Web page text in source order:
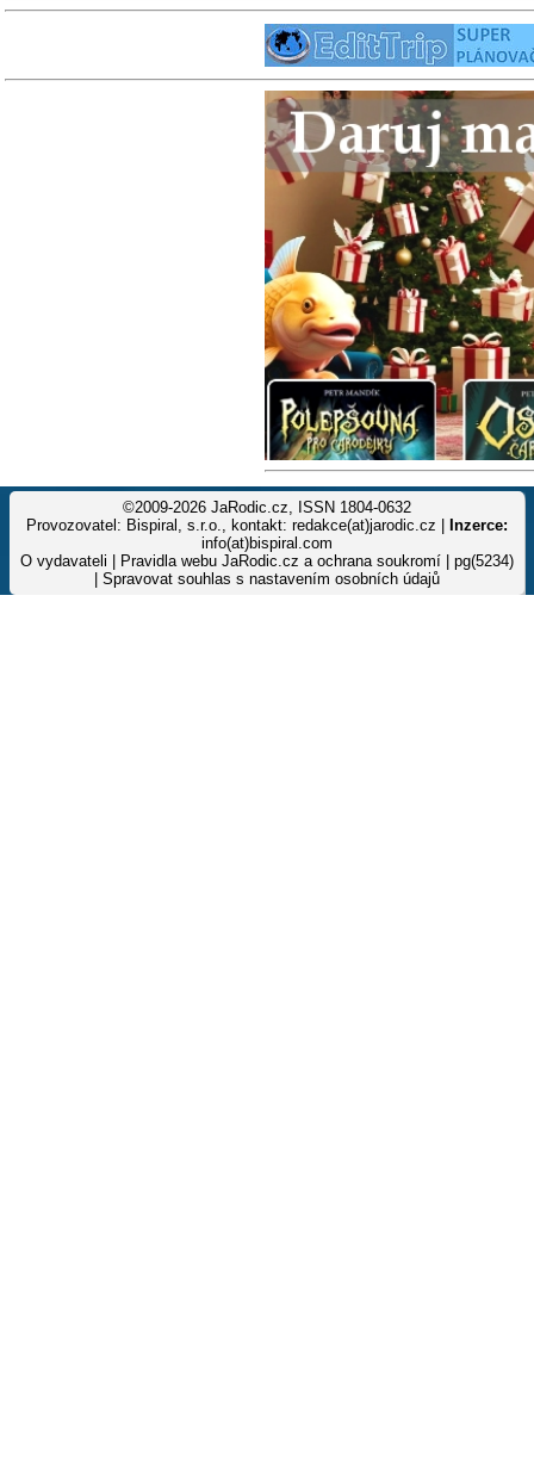
©2009-2026 JaRodic.cz, ISSN 1804-0632
Provozovatel: Bispiral, s.r.o., kontakt: redakce(at)jarodic.cz |
Inzerce:
info(at)bispiral.com
O vydavateli
Pravidla webu JaRodic.cz a ochrana soukromí | pg(5234)
Spravovat souhlas s nastavením osobních údajů